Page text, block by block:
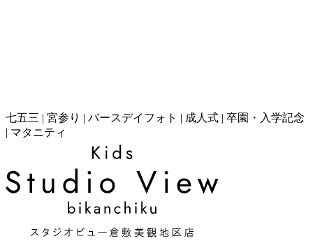
七五三 | 宮参り | バースデイフォト | 成人式 | 卒園・入学記念
| マタニティ